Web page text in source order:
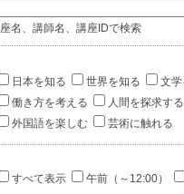
名、講師名、講座IDで検索
日本を知る 世界を知る 文
働き方を考える
人間を探求する
外国語を楽しむ
芸術に触れる
すべて表示 午前（～12:00）